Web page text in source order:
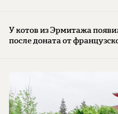
У котов из Эрмитажа
после доната от